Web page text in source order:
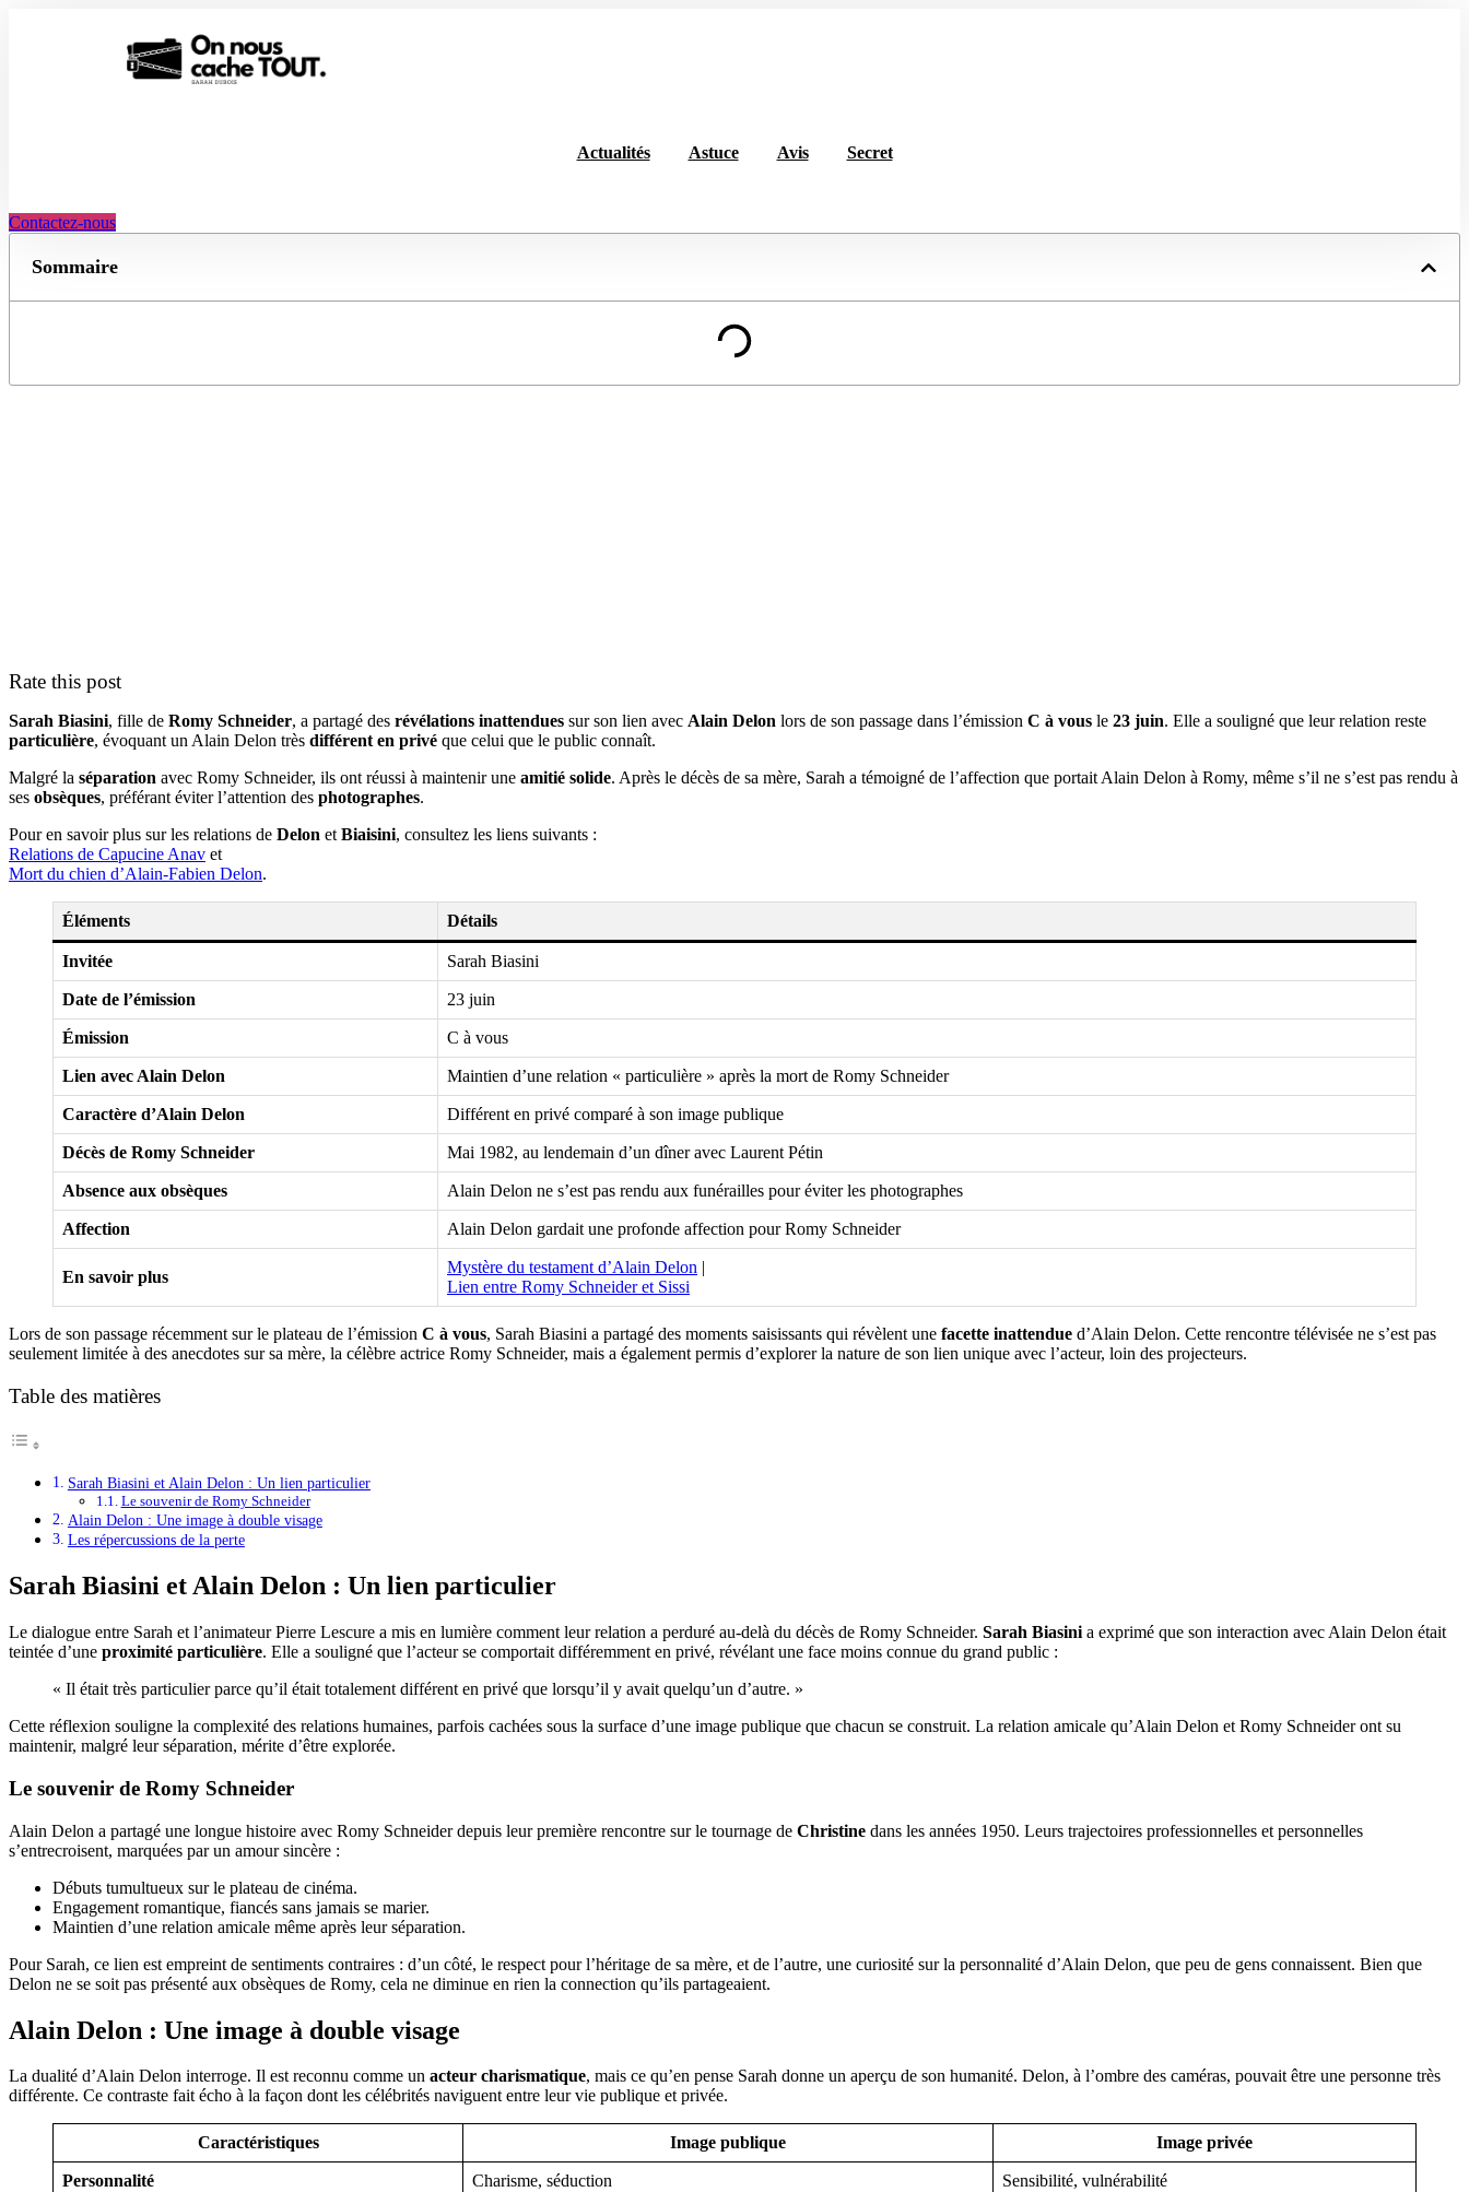
Actualités Astuce Avis Secret
Contactez-nous
Sommaire
Rate this post
Sarah Biasini, fille de Romy Schneider, a partagé des révélations inattendues sur son lien avec Alain Delon lors de son passage dans l’émission C à vous le 23 juin. Elle a souligné que leur relation reste
particulière, évoquant un Alain Delon très différent en privé que celui que le public connaît.
Malgré la séparation avec Romy Schneider, ils ont réussi à maintenir une amitié solide. Après le décès de sa mère, Sarah a témoigné de l’affection que portait Alain Delon à Romy, même s’il ne s’est pas rendu à
ses obsèques, préférant éviter l’attention des photographes.
Pour en savoir plus sur les relations de Delon et Biaisini, consultez les liens suivants :
Relations de Capucine Anav et
Mort du chien d’Alain-Fabien Delon.
Éléments Détails
Invitée Sarah Biasini
Date de l’émission 23 juin
Émission C à vous
Lien avec Alain Delon Maintien d’une relation « particulière » après la mort de Romy Schneider
Caractère d’Alain Delon Différent en privé comparé à son image publique
Décès de Romy Schneider Mai 1982, au lendemain d’un dîner avec Laurent Pétin
Absence aux obsèques Alain Delon ne s’est pas rendu aux funérailles pour éviter les photographes
Affection Alain Delon gardait une profonde affection pour Romy Schneider
En savoir plus
Mystère du testament d’Alain Delon |
Lien entre Romy Schneider et Sissi
Lors de son passage récemment sur le plateau de l’émission C à vous, Sarah Biasini a partagé des moments saisissants qui révèlent une facette inattendue d’Alain Delon. Cette rencontre télévisée ne s’est pas
seulement limitée à des anecdotes sur sa mère, la célèbre actrice Romy Schneider, mais a également permis d’explorer la nature de son lien unique avec l’acteur, loin des projecteurs.
Table des matières
Sarah Biasini et Alain Delon : Un lien particulier
Le souvenir de Romy Schneider
Alain Delon : Une image à double visage
Les répercussions de la perte
Sarah Biasini et Alain Delon : Un lien particulier
Le dialogue entre Sarah et l’animateur Pierre Lescure a mis en lumière comment leur relation a perduré au-delà du décès de Romy Schneider. Sarah Biasini a exprimé que son interaction avec Alain Delon était
teintée d’une proximité particulière. Elle a souligné que l’acteur se comportait différemment en privé, révélant une face moins connue du grand public :
« Il était très particulier parce qu’il était totalement différent en privé que lorsqu’il y avait quelqu’un d’autre. »
Cette réflexion souligne la complexité des relations humaines, parfois cachées sous la surface d’une image publique que chacun se construit. La relation amicale qu’Alain Delon et Romy Schneider ont su
maintenir, malgré leur séparation, mérite d’être explorée.
Le souvenir de Romy Schneider
Alain Delon a partagé une longue histoire avec Romy Schneider depuis leur première rencontre sur le tournage de Christine dans les années 1950. Leurs trajectoires professionnelles et personnelles
s’entrecroisent, marquées par un amour sincère :
Débuts tumultueux sur le plateau de cinéma.
Engagement romantique, fiancés sans jamais se marier.
Maintien d’une relation amicale même après leur séparation.
Pour Sarah, ce lien est empreint de sentiments contraires : d’un côté, le respect pour l’héritage de sa mère, et de l’autre, une curiosité sur la personnalité d’Alain Delon, que peu de gens connaissent. Bien que
Delon ne se soit pas présenté aux obsèques de Romy, cela ne diminue en rien la connection qu’ils partageaient.
Alain Delon : Une image à double visage
La dualité d’Alain Delon interroge. Il est reconnu comme un acteur charismatique, mais ce qu’en pense Sarah donne un aperçu de son humanité. Delon, à l’ombre des caméras, pouvait être une personne très
différente. Ce contraste fait écho à la façon dont les célébrités naviguent entre leur vie publique et privée.
Caractéristiques Image publique Image privée
Personnalité Charisme, séduction Sensibilité, vulnérabilité